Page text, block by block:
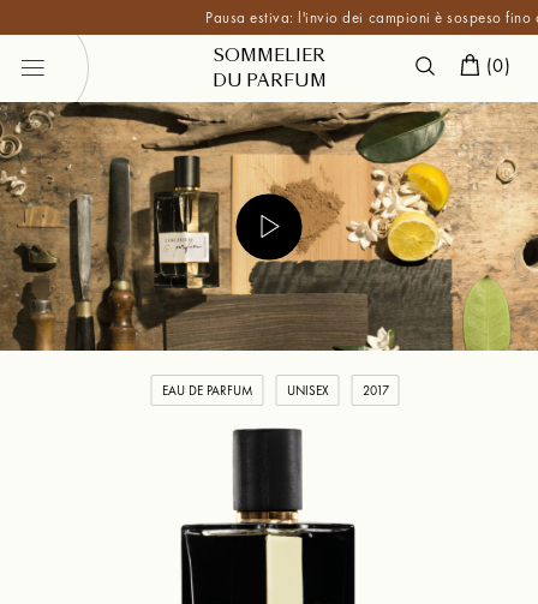
Pausa estiva: l'invio dei campioni è sospeso fino a
SOMMELIER
DU PARFUM
(0)
EAU DE PARFUM UNISEX 2017